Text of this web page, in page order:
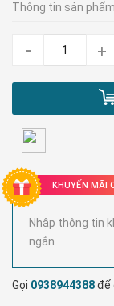
Thông tin sản
- +
KHUYẾN MÃI
Nhập thông tin
ngắn
Gọi 0938944388để